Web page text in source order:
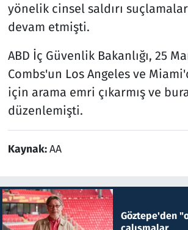
yönelik cinsel saldırı
devam etmişti.
ABD İç Güvenlik Bakanlığı, 25
Combs'un Los Angeles ve
için arama emri çıkarmış ve
düzenlemişti.
Kaynak:AA
Göztepe'den